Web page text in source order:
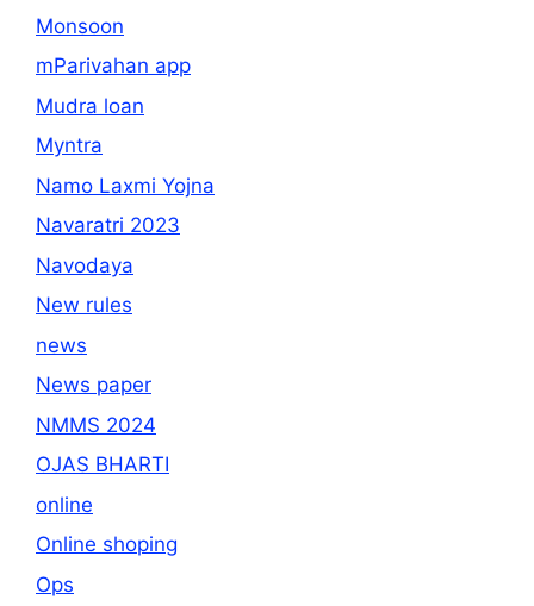
Monsoon
mParivahan app
Mudra loan
Myntra
Namo Laxmi Yojna
Navaratri 2023
Navodaya
New rules
news
News paper
NMMS 2024
OJAS BHARTI
online
Online shoping
Ops